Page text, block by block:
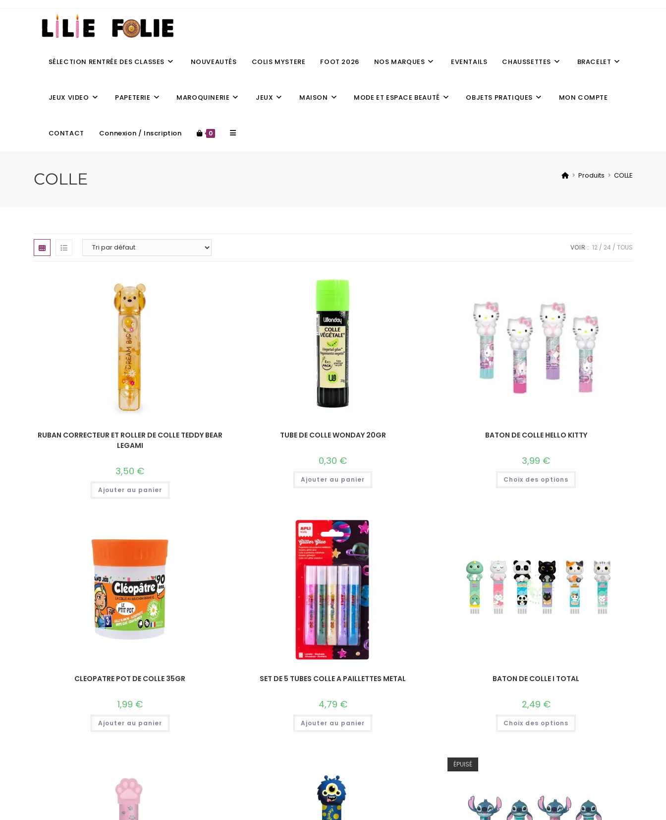
SÉLECTION RENTRÉE DES CLASSES NOUVEAUTÉS COLIS MYSTERE FOOT 2026 NOS MARQUES EVENTAILS CHAUSSETTES BRACELET
JEUX VIDEO PAPETERIE MAROQUINERIE JEUX MAISON MODE ET ESPACE BEAUTÉ OBJETS PRATIQUES MON COMPTE
CONTACT Connexion / Inscription 0
COLLE > Produits > COLLE
VOIR : 12 24 TOUS
RUBAN CORRECTEUR ET ROLLER DE COLLE TEDDY BEAR
LEGAMI
3,50 €
Ajouter au panier
TUBE DE COLLE WONDAY 20GR
0,30 €
Ajouter au panier
BATON DE COLLE HELLO KITTY
3,99 €
Choix des options
CLEOPATRE POT DE COLLE 35GR
1,99 €
Ajouter au panier
SET DE 5 TUBES COLLE A PAILLETTES METAL
4,79 €
Ajouter au panier
BATON DE COLLE I TOTAL
2,49 €
Choix des options
ÉPUISÉ